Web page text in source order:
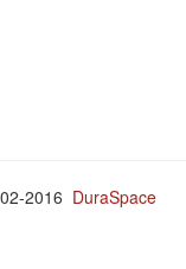
2016 DuraSpace